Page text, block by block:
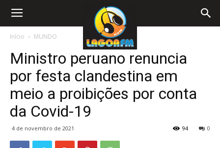
Início MUNDO
Ministro peruano renuncia
por festa clandestina em
meio a proibições por conta
da Covid-19
4 de novembro de 2021 0
94